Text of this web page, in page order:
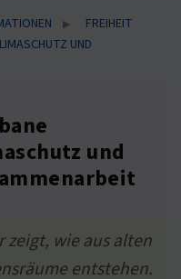
▶
FREIHEIT
UND
und
zeigt, wie aus alten
entstehen.